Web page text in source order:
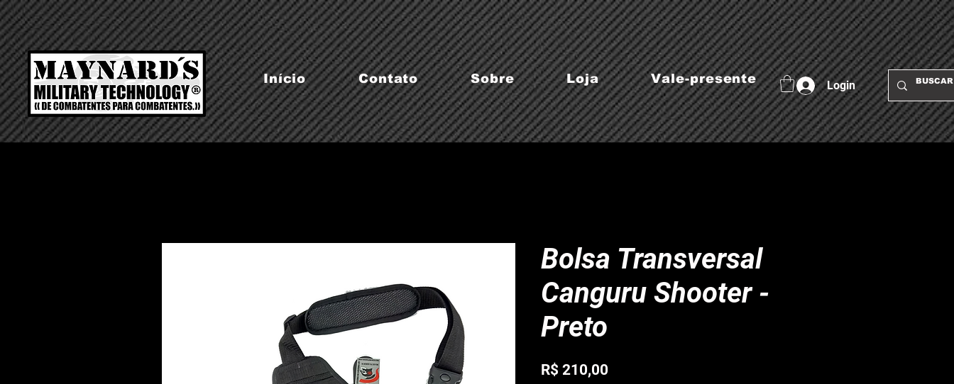
Início Contato Sobre Loja Vale-presente Login
Bolsa Transversal
Canguru Shooter -
Preto
R$ 210,00